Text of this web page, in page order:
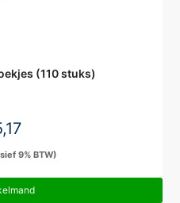
(110 stuks)
9% BTW)